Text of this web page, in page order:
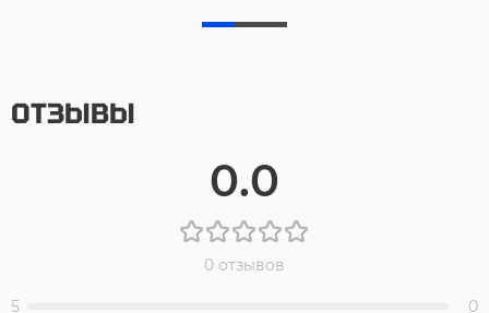
ОТЗЫВЫ
0.0
0 отзывов
5
0